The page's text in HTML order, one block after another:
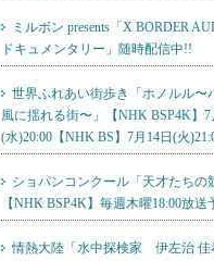
ミルボン presents「X BORDER
ドキュメンタリー」随時配信中!!
世界ふれあい街歩き「ホノルル〜
風に揺れる街〜」【NHK BSP4K】7
(水)20:00【NHK BS】7月14日(火
ショパンコンクール「天才たちの
【NHK BSP4K】毎週木曜18:00放送
情熱大陸「水中探検家 伊左治 佳